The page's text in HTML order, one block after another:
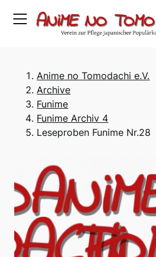
Anime no Tomodachi e.V.
Archive
Funime
Funime Archiv 4
Leseproben Funime Nr.28